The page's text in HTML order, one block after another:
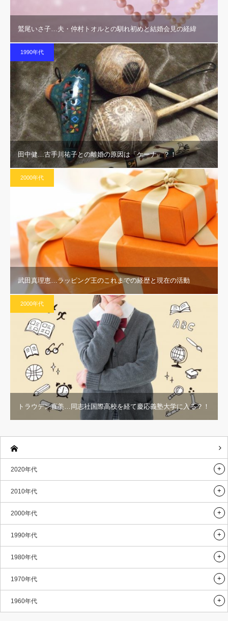
鷲尾いさ子…夫・仲村トオルとの馴れ初めと結婚会見の経緯
1990年代
田中健…古手川祐子との離婚の原因は「ケーナ」？！
2000年代
武田真理恵…ラッピング王のこれまでの経歴と現在の活動
2000年代
トラウデン直美…同志社国際高校を経て慶応義塾大学に入る？！
2020年代
2010年代
2000年代
1990年代
1980年代
1970年代
1960年代